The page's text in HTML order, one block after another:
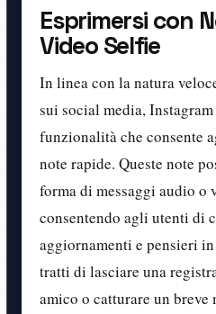
Esprimersi con
Video Selfie
In linea con la natura
sui social media,
funzionalità che consente
note rapide. Queste note
forma di messaggi audio o
consentendo agli utenti di
aggiornamenti e pensieri
tratti di lasciare una
amico o catturare un breve